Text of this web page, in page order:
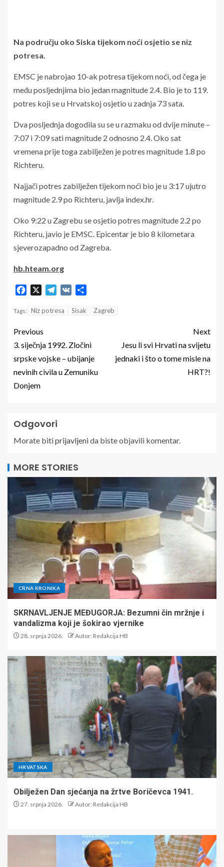
Na području oko Siska tijekom noći osjetio se niz
potresa.
EMSC je nabrojao 10-ak potresa tijekom noći, od čega je
među posljednjima bio jedan magnitude 2.4. Bio je to 119.
potres koji se u Hrvatskoj osjetio u zadnja 73 sata.
Dva posljednja dogodila su se u razmaku od dvije minute –
7:07 i 7:09 sati magnitude 2 odnosno 2.4. Oko sat
vremena prije toga zabilježen je potres magnitude 1.8 po
Richteru.
Najjači potres zabilježen tijekom noći bio je u 3:17 ujutro
magnitude 2.9 po Richteru, javlja index.hr.
Oko 9:22 u Zagrebu se osjetio potres magnitude 2.2 po
Richteru, javio je EMSC. Epicentar je bio 8 kilometara
sjeverozapadno od Zagreba.
hb.hteam.org
Facebook Telegram
VK
Tags: Niz potresa Sisak Zagreb
Previous
3. siječnja 1992. Zločini
srpske vojske – ubijanje
nevinih civila u Zemuniku
Donjem
Next
Jesu li svi Hrvati na svijetu
jednaki i što o tome misle na
HRT?!
Odgovori
Morate bitiprijavljenida biste objavili komentar.
MORE STORIES
CRNA KRONIKA
SKRNAVLJENJE MEĐUGORJA: Bezumni čin mržnje i
vandalizma koji je šokirao vjernike
28. srpnja 2026. Autor: Redakcija HB
HRVATSKA
Obilježen Dan sjećanja na žrtve Boričevca 1941.
27. srpnja 2026. Autor: Redakcija HB